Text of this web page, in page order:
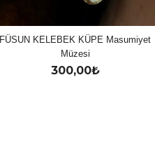
FÜSUN KELEBEK KÜPE Masumiyet
Müzesi
300,00₺